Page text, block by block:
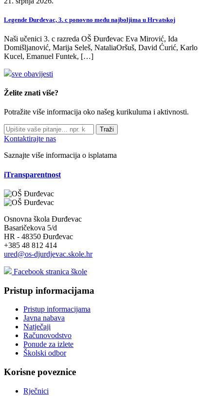
Legende Đurđevac, 3. c ponovno među najboljima u Hrvatskoj
Naši učenici 3. c razreda OŠ Đurđevac Eva Mirović, Ida
Domišljanović, Marija Seleš, NataliaOršuš, David Ćurić, Karlo
Kucel, Emanuel Funtek, […]
sve obavijesti
Želite znati više?
Potražite više informacija oko našeg kurikuluma i aktivnosti.
Traži
Kontaktirajte nas
Saznajte više informacija o isplatama
iTransparentnost
Osnovna škola Đurđevac
Basaričekova 5/d
HR - 48350 Đurđevac
+385 48 812 414
ured@os-djurdjevac.skole.hr
Facebook stranica škole
Pristup informacijama
Pristup informacijama
Javna nabava
Natječaji
Računovodstvo
Ponude za izlete
Školski odbor
Korisne poveznice
Rječnici